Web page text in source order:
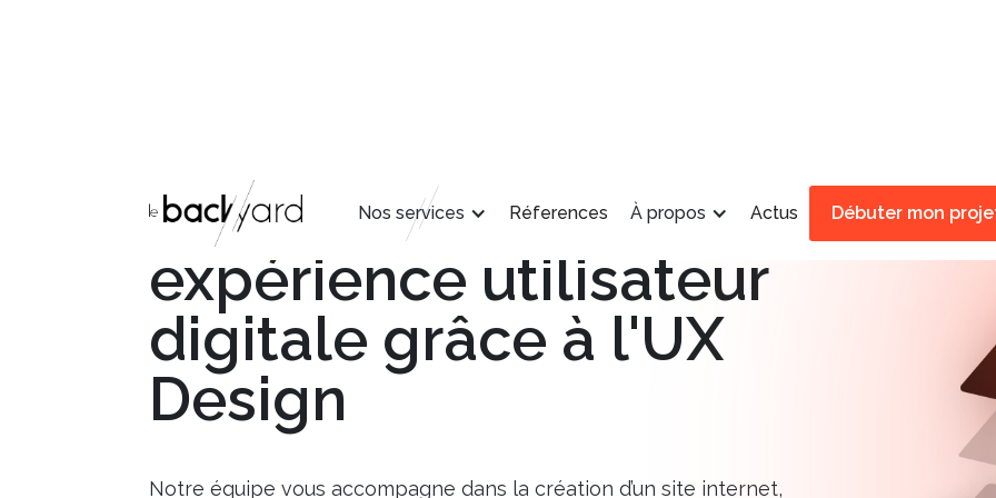
Nos services Réferences À propos Actus Débuter mon
Créez la meilleure
expérience utilisateur
digitale grâce à l'UX
Design
Notre équipe vous accompagne dans la création d’un site internet,